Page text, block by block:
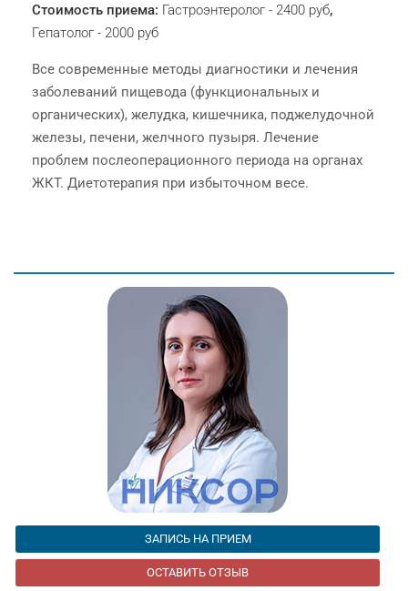
Стоимость приема: Гастроэнтеролог - 2400 руб,
Гепатолог - 2000 руб
Все современные методы диагностики и лечения
заболеваний пищевода (функциональных и
органических), желудка, кишечника, поджелудочной
железы, печени, желчного пузыря. Лечение
проблем послеоперационного периода на органах
ЖКТ. Диетотерапия при избыточном весе.
ЗАПИСЬ НА ПРИЕМ
ОСТАВИТЬ ОТЗЫВ